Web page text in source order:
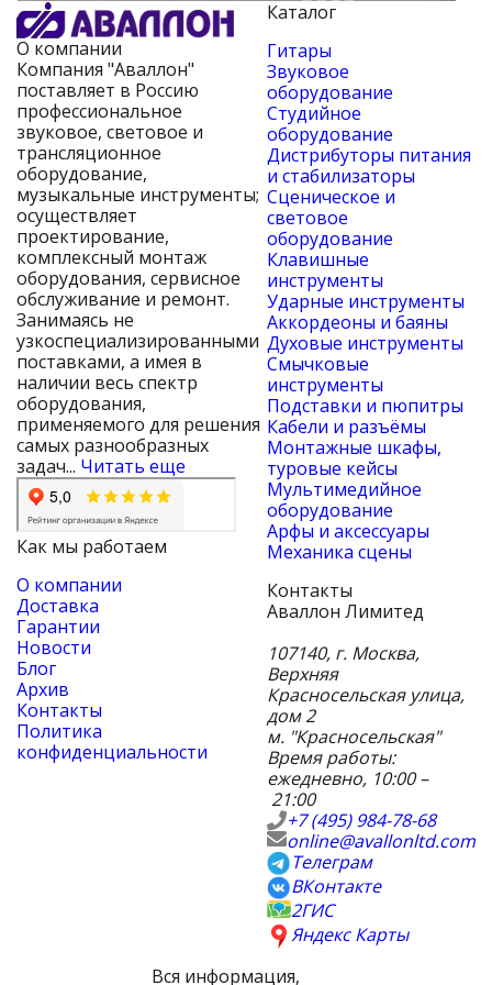
О компании
Компания "Аваллон"
поставляет в Россию
профессиональное
звуковое, световое и
трансляционное
оборудование,
музыкальные инструменты;
осуществляет
проектирование,
комплексный монтаж
оборудования, сервисное
обслуживание и ремонт.
Занимаясь не
узкоспециализированными
поставками, а имея в
наличии весь спектр
оборудования,
применяемого для решения
самых разнообразных
задач... Читать еще
Как мы работаем
О компании
Доставка
Гарантии
Новости
Блог
Архив
Контакты
Политика
конфиденциальности
Каталог
Гитары
Звуковое
оборудование
Студийное
оборудование
Дистрибуторы питания
и стабилизаторы
Сценическое и
световое
оборудование
Клавишные
инструменты
Ударные инструменты
Аккордеоны и баяны
Духовые инструменты
Смычковые
инструменты
Подставки и пюпитры
Кабели и разъёмы
Монтажные шкафы,
туровые кейсы
Мультимедийное
оборудование
Арфы и аксессуары
Механика сцены
Контакты
Аваллон Лимитед
107140, г. Москва,
Верхняя
Красносельская улица,
дом 2
м. "Красносельская"
Время работы:
ежедневно, 10:00 –
21:00
+7 (495) 984-78-68
online@avallonltd.com
Телеграм
ВКонтакте
2ГИС
Яндекс Карты
Вся информация,